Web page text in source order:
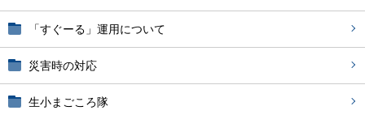
「すぐーる」運用について
災害時の対応
生小まごころ隊